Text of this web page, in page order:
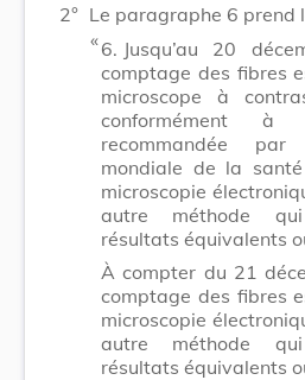
2° Le paragraphe 6 prend
​ «6. Jusqu’au 20
comptage des fibres
microscope à
conformément à
recommandée par
mondiale de la
microscopie
autre méthode
résultats équivalents
À compter du 21
comptage des fibres
microscopie
autre méthode
résultats équivalents